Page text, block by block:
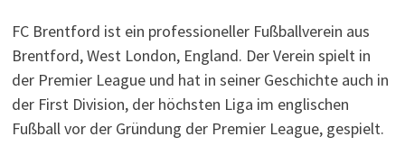
FC Brentford ist ein professioneller Fußballverein aus
Brentford, West London, England. Der Verein spielt in
der Premier League und hat in seiner Geschichte auch in
der First Division, der höchsten Liga im englischen
Fußball vor der Gründung der Premier League, gespielt.